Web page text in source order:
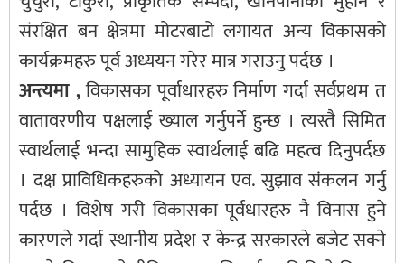
संरक्षित बन क्षेत्रमा मोटरबाटो लगायत अन्य विकासको
कार्यक्रमहरु पूर्व अध्ययन गरेर मात्र गराउनु पर्दछ ।
अन्त्यमा ,विकासका पूर्वाधारहरु निर्माण गर्दा सर्वप्रथम त
वातावरणीय पक्षलाई ख्याल गर्नुपर्ने हुन्छ । त्यस्तै सिमित
स्वार्थलाई भन्दा सामुहिक स्वार्थलाई बढि महत्व दिनुपर्दछ
। दक्ष प्राविधिकहरुको अध्यायन एव. सुझाव संकलन गर्नु
पर्दछ । विशेष गरी विकासका पूर्वधारहरु नै विनास हुने
कारणले गर्दा स्थानीय प्रदेश र केन्द्र सरकारले बजेट सक्ने